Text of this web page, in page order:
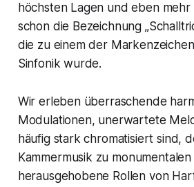
höchsten Lagen und eben mehr
schon die Bezeichnung „
die zu einem der Markenzeichen
Sinfonik wurde.
Wir erleben überraschende
Modulationen, unerwartete
häufig stark chromatisiert sind,
Kammermusik zu monumentalen
herausgehobene Rollen von